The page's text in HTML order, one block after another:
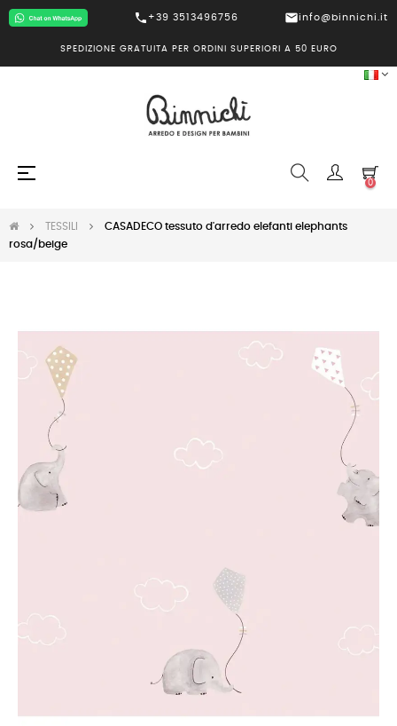
call +39 3513496756 mailinfo@binnichi.it
SPEDIZIONE GRATUITA PER ORDINI SUPERIORI A 50 EURO
navigazione
☰
0
TESSILI
CASADECO tessuto d'arredo elefanti elephants
rosa/beige